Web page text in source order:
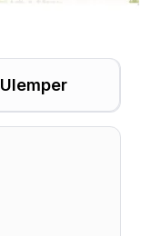
Ulemper